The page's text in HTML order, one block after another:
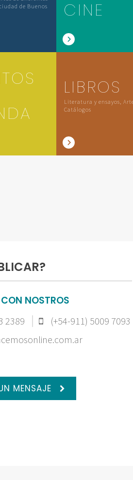
de Buenos
CINE
LIBROS
Literatura y ensayos,
Catálogos
NOSTROS
2389
(+54-911) 5009 7093
MENSAJE